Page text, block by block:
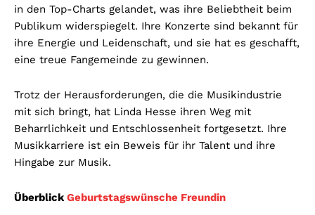
in den Top-Charts gelandet, was ihre Beliebtheit beim
Publikum widerspiegelt. Ihre Konzerte sind bekannt für
ihre Energie und Leidenschaft, und sie hat es geschafft,
eine treue Fangemeinde zu gewinnen.
Trotz der Herausforderungen, die die Musikindustrie
mit sich bringt, hat Linda Hesse ihren Weg mit
Beharrlichkeit und Entschlossenheit fortgesetzt. Ihre
Musikkarriere ist ein Beweis für ihr Talent und ihre
Hingabe zur Musik.
Überblick Geburtstagswünsche Freundin